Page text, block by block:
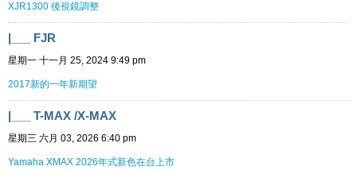
XJR1300 後視鏡調整
|___ FJR
星期一 十一月 25, 2024 9:49 pm
2017新的一年新期望
|___ T-MAX /X-MAX
星期三 六月 03, 2026 6:40 pm
Yamaha XMAX 2026年式新色在台上市